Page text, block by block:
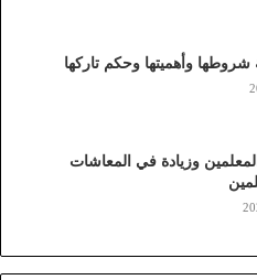
وأهميتها وحكم تاركها
وزيادة في المعاشات